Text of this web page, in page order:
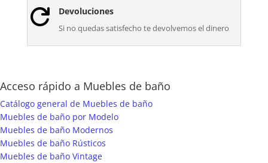
 Devoluciones
Si no quedas satisfecho te devolvemos el dinero
Acceso rápido a Muebles de baño
Catálogo general de Muebles de baño
Muebles de baño por Modelo
Muebles de baño Modernos
Muebles de baño Rústicos
Muebles de baño Vintage